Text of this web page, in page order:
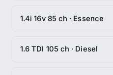
1.4i 16v 85 ch · Essence
1.6 TDI 105 ch · Diesel